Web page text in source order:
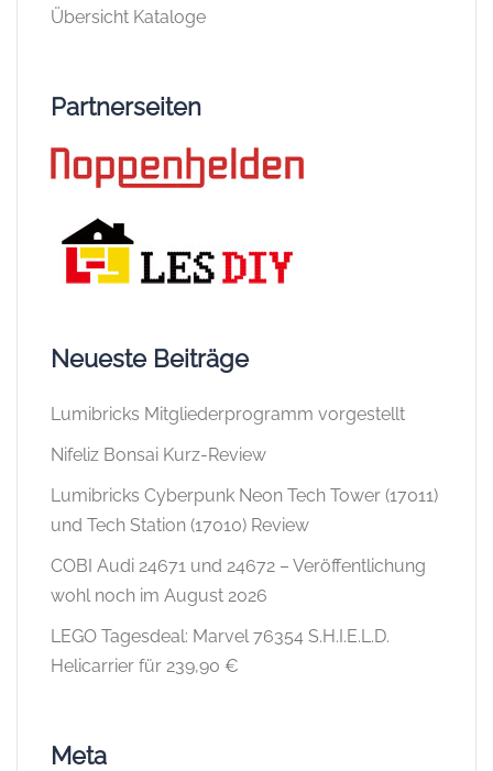
Übersicht Kataloge
Partnerseiten
Neueste Beiträge
Lumibricks Mitgliederprogramm vorgestellt
Nifeliz Bonsai Kurz-Review
Lumibricks Cyberpunk Neon Tech Tower (17011)
und Tech Station (17010) Review
COBI Audi 24671 und 24672 – Veröffentlichung
wohl noch im August 2026
LEGO Tagesdeal: Marvel 76354 S.H.I.E.L.D.
Helicarrier für 239,90 €
Meta